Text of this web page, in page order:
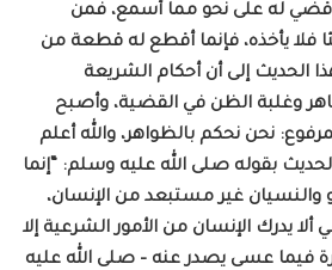
فأقضي له على نحو مما أسمع، فمن
يأخذه، فإنما أقطع له قطعة من
هذا الحديث إلى أن أحكام الشريعة
وغلبة الظن في القضية، وأصبح
نحن نحكم بالظواهر، والله أعلم
بقوله صلى الله عليه وسلم: “إنما
والنسيان غير مستبعد من الإنسان،
يدرك الإنسان من الأمور الشرعية إلا
فيما عسى يصدر عنه – صلى الله عليه